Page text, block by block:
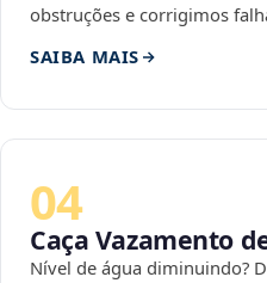
obstruções e corrigimos
SAIBA MAIS
04
Caça Vazamento
Nível de água diminuindo?